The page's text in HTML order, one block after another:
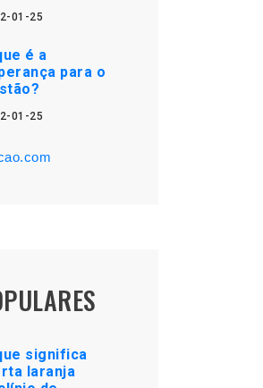
01-25
é a
para o
01-25
significa
laranja